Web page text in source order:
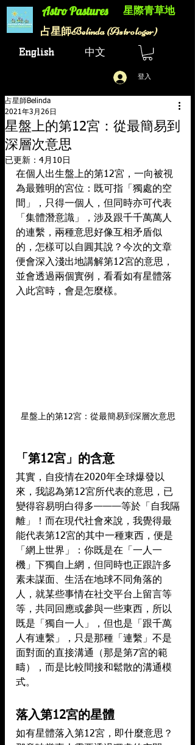
English 中文
Astro Pastures​
​占星師Belinda (Astrologer)
星際青草地
登入
星盤上的第12宮：從最簡易到
深層次意思
占星師Belinda
2021年3月26日
已更新： 4月10日
在個人出生盤上的第12宮，一向被視
為最難明的宮位：既可指「獨處的空
間」，只得一個人，但同時亦可代表
「集體潛意識」，涉及跟千千萬萬人
的連繫，兩種意思好像互相矛盾似
的，怎樣可以自圓其說？今次的文章
便會深入淺出地講解第12宮的意思，
並會透過兩個實例，看看如有星體落
入此宮時，會是怎麼樣。
星盤上的第12宮：從最簡易到深層次意思
「第12宮」的含意
其實，自疫情在2020年全球爆發以
來，我認為第12宮所代表的意思，已
變得容易明白得多———等於「自我隔
離」！而在現代社會來說，我覺得最
能代表第12宮的其中一種東西，便是
「網上世界」：你既是在「一人一
機」下獨自上網，但同時也正跟許多
素未謀面、生活在地球不同角落的
人，就某些事情在社交平台上留言等
等，共同回應或參與一些東西，所以
既是「獨自一人」，但也是「跟千萬
人有連繫」，只是那種「連繫」不是
面對面的直接溝通（那是第7宮的範
疇），而是比較間接和鬆散的溝通模
式。
落入第12宮的星體
如有星體落入第12宮，即什麼意思？